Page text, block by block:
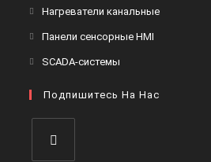
вкладке
вкладке
Нагреватели канальныеОткроется
Панели сенсорные HMI
вкладке
SCADA-системы
новой
Подпишитесь На Нас